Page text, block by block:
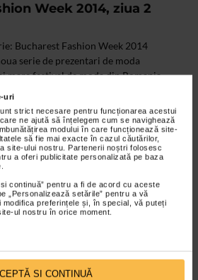
uri
strict necesare pentru funcționarea acestui
ne ajută să înțelegem cum se navighează
modului în care funcționează site-
să fie mai exacte în cazul căutărilor,
site-ului nostru. Partenerii noștri folosesc
a oferi publicitate personalizată pe baza
continuă” pentru a fi de acord cu aceste
„Personalizează setările” pentru a vă
modifica preferințele și, în special, vă puteți
ul nostru în orice moment.
SI CONTINUĂ
Week 2014, ziua 2
Bucharest Fashion Week 2014
serie de prezentari de moda
mare festival de moda din Romania